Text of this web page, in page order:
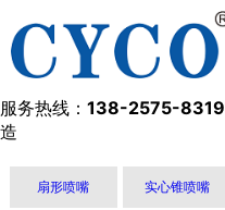
服务热线： 138-2575-8319
造
扇形喷嘴 实心锥喷嘴